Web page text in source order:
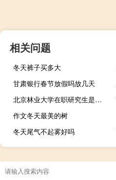
相关问题
冬天裤子买多大
甘肃银行春节放假吗放几天
北京林业大学在职研究生是否需要参加考试
作文冬天最美的树
冬天尾气不起雾好吗